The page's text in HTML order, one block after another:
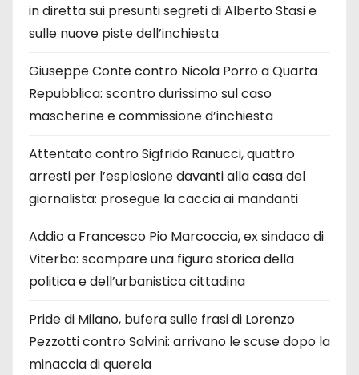
in diretta sui presunti segreti di Alberto Stasi e
sulle nuove piste dell’inchiesta
Giuseppe Conte contro Nicola Porro a Quarta
Repubblica: scontro durissimo sul caso
mascherine e commissione d’inchiesta
Attentato contro Sigfrido Ranucci, quattro
arresti per l’esplosione davanti alla casa del
giornalista: prosegue la caccia ai mandanti
Addio a Francesco Pio Marcoccia, ex sindaco di
Viterbo: scompare una figura storica della
politica e dell’urbanistica cittadina
Pride di Milano, bufera sulle frasi di Lorenzo
Pezzotti contro Salvini: arrivano le scuse dopo la
minaccia di querela